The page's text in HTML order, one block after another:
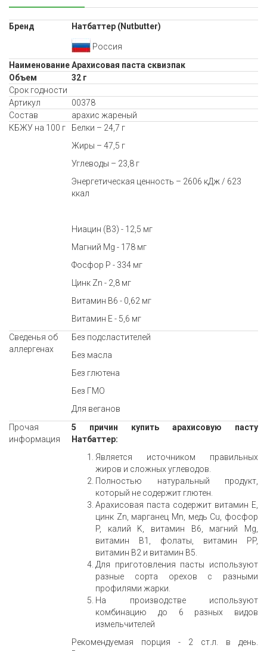
Бренд Натбаттер (Nutbutter)
Россия
НаименованиеАрахисовая паста сквизпак
Объем
32 г
Срок годности
Артикул
00378
Состав
арахис жареный
КБЖУ на 100 г
Белки – 24,7 г
Жиры – 47,5 г
Углеводы – 23,8 г
Энергетическая ценность – 2606 кДж / 623
ккал
Ниацин (B3) - 12,5 мг
Магний Mg - 178 мг
Фосфор P - 334 мг
Цинк Zn - 2,8 мг
Витамин B6 - 0,62 мг
Витамин E - 5,6 мг
Сведенья об
аллергенах
Без подсластителей
Без масла
Без глютена
Без ГМО
Для веганов
Прочая
информация
5 причин купить арахисовую пасту
Натбаттер:
Является источником правильных
жиров и сложных углеводов.
Полностью натуральный продукт,
который не содержит глютен.
Арахисовая паста содержит витамин E,
цинк Zn, марганец Mn, медь Cu, фосфор
P, калий K, витамин B6, магний Mg,
витамин B1, фолаты, витамин PP,
витамин B2 и витамин B5.
Для приготовления пасты используют
разные сорта орехов с разными
профилями жарки.
На производстве используют
комбинацию до 6 разных видов
измельчителей
Рекомендуемая порция - 2 ст.л. в день.